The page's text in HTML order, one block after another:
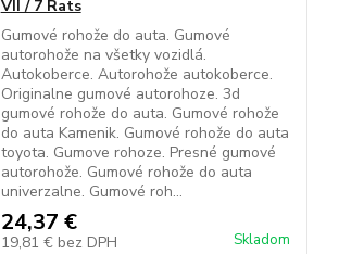
VII / 7 Rats
Gumové rohože do auta. Gumové
autorohože na všetky vozidlá.
Autokoberce. Autorohože autokoberce.
Originalne gumové autorohoze. 3d
gumové rohože do auta. Gumové rohože
do auta Kamenik. Gumové rohože do auta
toyota. Gumove rohoze. Presné gumové
autorohože. Gumové rohože do auta
univerzalne. Gumové roh...
24,37 €
19,81 € bez DPH Skladom